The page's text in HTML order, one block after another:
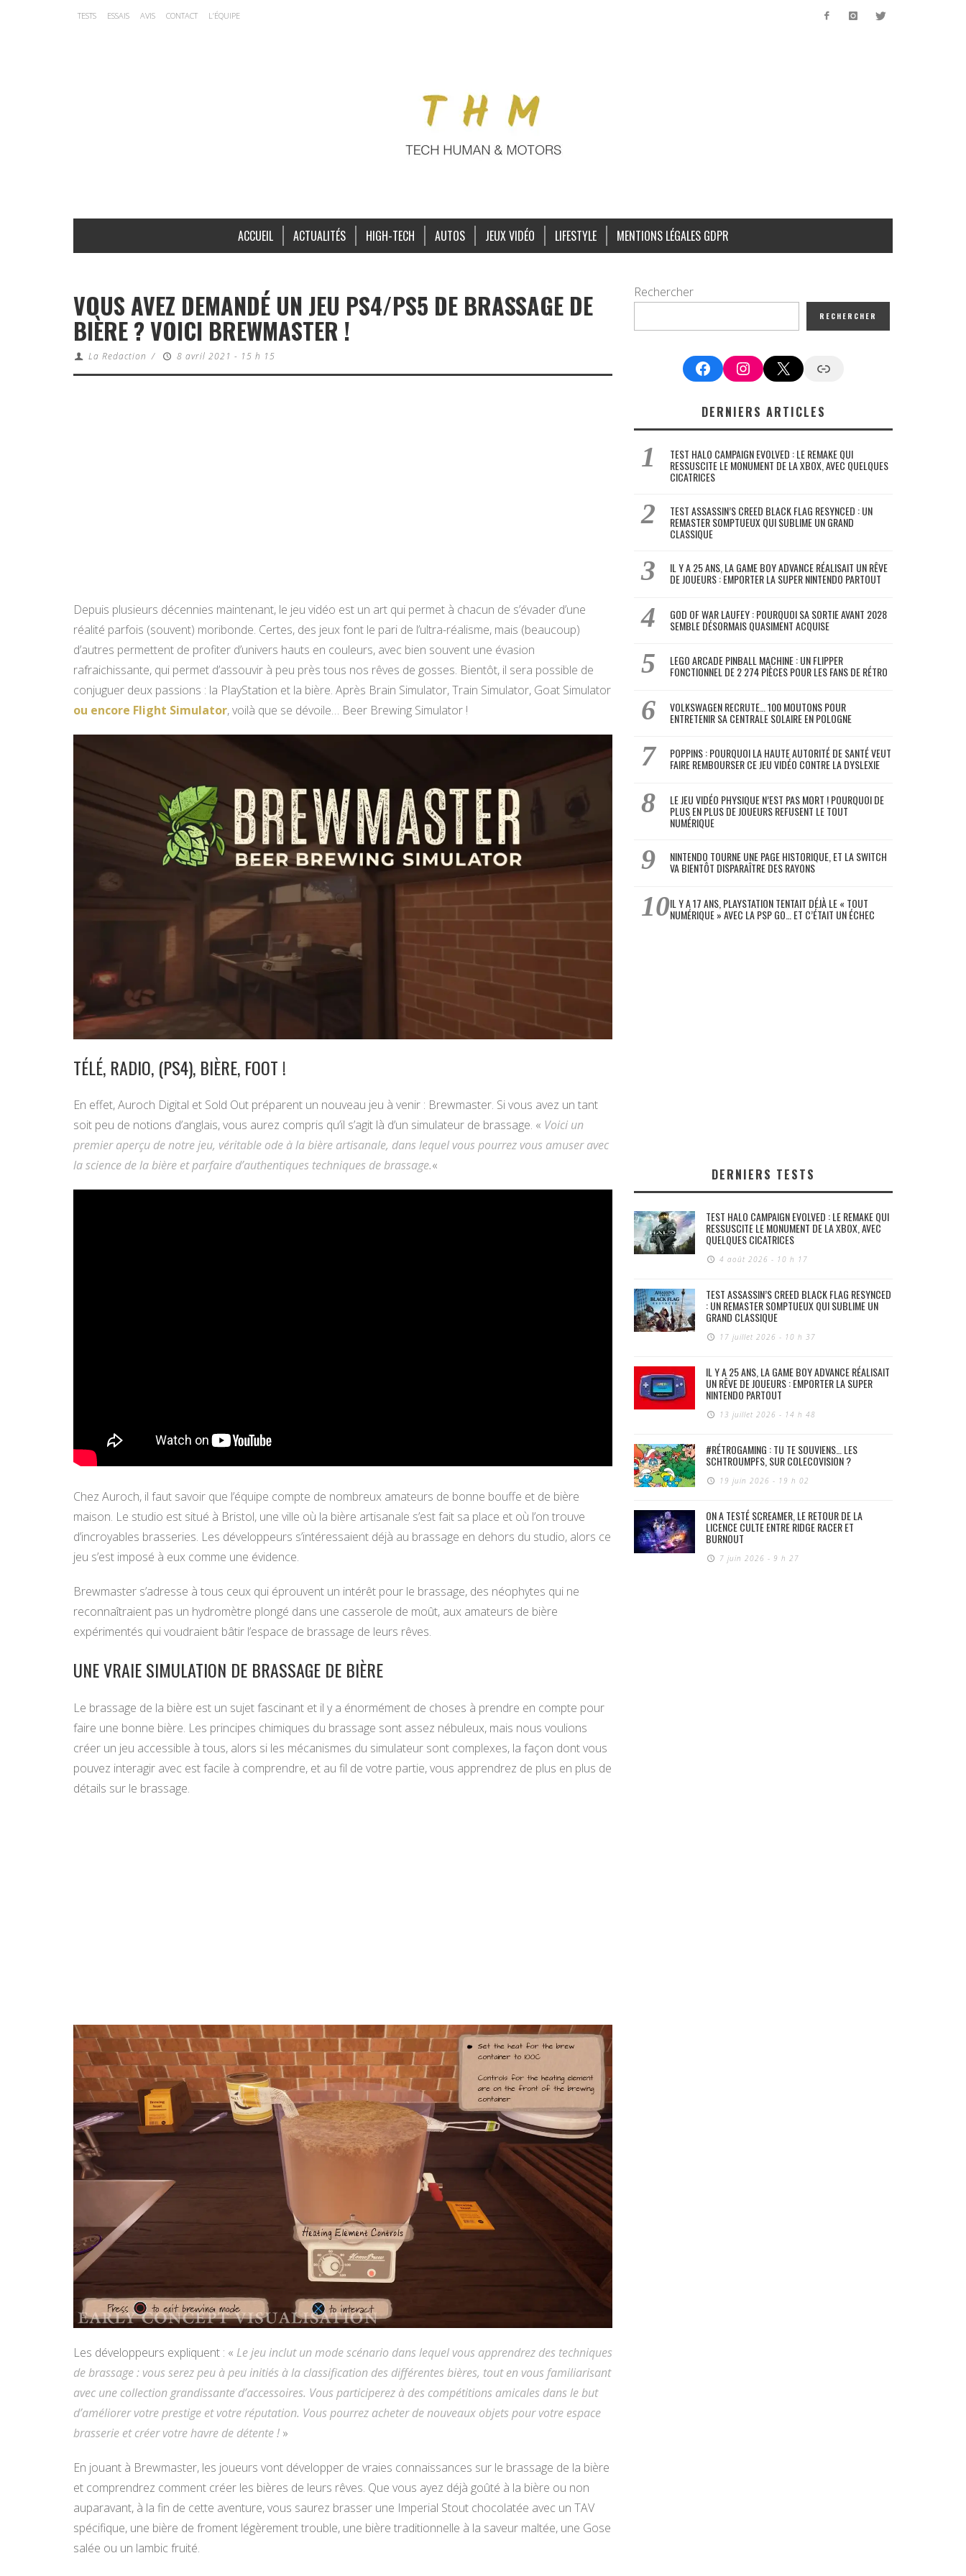
TESTS ESSAIS AVIS CONTACT L’ÉQUIPE
ACCUEIL ACTUALITÉS HIGH-TECH AUTOS JEUX VIDÉO LIFESTYLE MENTIONS LÉGALES GDPR
VOUS AVEZ DEMANDÉ UN JEU PS4/PS5 DE BRASSAGE DE
BIÈRE ? VOICI BREWMASTER !
La Redaction / 8 avril 2021 - 15 h 15
Depuis plusieurs décennies maintenant, le jeu vidéo est un art qui permet à chacun de s’évader d’une
réalité parfois (souvent) moribonde. Certes, des jeux font le pari de l’ultra-réalisme, mais (beaucoup)
d’autres permettent de profiter d’univers hauts en couleurs, avec bien souvent une évasion
rafraichissante, qui permet d’assouvir à peu près tous nos rêves de gosses. Bientôt, il sera possible de
conjuguer deux passions : la PlayStation et la bière. Après Brain Simulator, Train Simulator, Goat Simulator
ou encore Flight Simulator, voilà que se dévoile… Beer Brewing Simulator !
TÉLÉ, RADIO, (PS4), BIÈRE, FOOT !
En effet, Auroch Digital et Sold Out préparent un nouveau jeu à venir : Brewmaster. Si vous avez un tant
soit peu de notions d’anglais, vous aurez compris qu’il s’agit là d’un simulateur de brassage. « Voici un
premier aperçu de notre jeu, véritable ode à la bière artisanale, dans lequel vous pourrez vous amuser avec
la science de la bière et parfaire d’authentiques techniques de brassage.«
Chez Auroch, il faut savoir que l’équipe compte de nombreux amateurs de bonne bouffe et de bière
maison. Le studio est situé à Bristol, une ville où la bière artisanale s’est fait sa place et où l’on trouve
d’incroyables brasseries. Les développeurs s’intéressaient déjà au brassage en dehors du studio, alors ce
jeu s’est imposé à eux comme une évidence.
Brewmaster s’adresse à tous ceux qui éprouvent un intérêt pour le brassage, des néophytes qui ne
reconnaîtraient pas un hydromètre plongé dans une casserole de moût, aux amateurs de bière
expérimentés qui voudraient bâtir l’espace de brassage de leurs rêves.
UNE VRAIE SIMULATION DE BRASSAGE DE BIÈRE
Le brassage de la bière est un sujet fascinant et il y a énormément de choses à prendre en compte pour
faire une bonne bière. Les principes chimiques du brassage sont assez nébuleux, mais nous voulions
créer un jeu accessible à tous, alors si les mécanismes du simulateur sont complexes, la façon dont vous
pouvez interagir avec est facile à comprendre, et au fil de votre partie, vous apprendrez de plus en plus de
détails sur le brassage.
Les développeurs expliquent : « Le jeu inclut un mode scénario dans lequel vous apprendrez des techniques
de brassage : vous serez peu à peu initiés à la classification des différentes bières, tout en vous familiarisant
avec une collection grandissante d’accessoires. Vous participerez à des compétitions amicales dans le but
d’améliorer votre prestige et votre réputation. Vous pourrez acheter de nouveaux objets pour votre espace
brasserie et créer votre havre de détente ! »
En jouant à Brewmaster, les joueurs vont développer de vraies connaissances sur le brassage de la bière
et comprendrez comment créer les bières de leurs rêves. Que vous ayez déjà goûté à la bière ou non
auparavant, à la fin de cette aventure, vous saurez brasser une Imperial Stout chocolatée avec un TAV
spécifique, une bière de froment légèrement trouble, une bière traditionnelle à la saveur maltée, une Gose
salée ou un lambic fruité.
Rechercher
RECHERCHER
FacebookInstagram
X Google News
DERNIERS ARTICLES
TEST HALO CAMPAIGN EVOLVED : LE REMAKE QUI
RESSUSCITE LE MONUMENT DE LA XBOX, AVEC QUELQUES
CICATRICES
TEST ASSASSIN’S CREED BLACK FLAG RESYNCED : UN
REMASTER SOMPTUEUX QUI SUBLIME UN GRAND
CLASSIQUE
IL Y A 25 ANS, LA GAME BOY ADVANCE RÉALISAIT UN RÊVE
DE JOUEURS : EMPORTER LA SUPER NINTENDO PARTOUT
GOD OF WAR LAUFEY : POURQUOI SA SORTIE AVANT 2028
SEMBLE DÉSORMAIS QUASIMENT ACQUISE
LEGO ARCADE PINBALL MACHINE : UN FLIPPER
FONCTIONNEL DE 2 274 PIÈCES POUR LES FANS DE RÉTRO
VOLKSWAGEN RECRUTE… 100 MOUTONS POUR
ENTRETENIR SA CENTRALE SOLAIRE EN POLOGNE
POPPINS : POURQUOI LA HAUTE AUTORITÉ DE SANTÉ VEUT
FAIRE REMBOURSER CE JEU VIDÉO CONTRE LA DYSLEXIE
LE JEU VIDÉO PHYSIQUE N’EST PAS MORT ! POURQUOI DE
PLUS EN PLUS DE JOUEURS REFUSENT LE TOUT
NUMÉRIQUE
NINTENDO TOURNE UNE PAGE HISTORIQUE, ET LA SWITCH
VA BIENTÔT DISPARAÎTRE DES RAYONS
IL Y A 17 ANS, PLAYSTATION TENTAIT DÉJÀ LE « TOUT
NUMÉRIQUE » AVEC LA PSP GO… ET C’ÉTAIT UN ÉCHEC
DERNIERS TESTS
TEST HALO CAMPAIGN EVOLVED : LE REMAKE QUI
RESSUSCITE LE MONUMENT DE LA XBOX, AVEC
QUELQUES CICATRICES
4 août 2026 - 10 h 17
TEST ASSASSIN’S CREED BLACK FLAG RESYNCED
: UN REMASTER SOMPTUEUX QUI SUBLIME UN
GRAND CLASSIQUE
17 juillet 2026 - 10 h 37
IL Y A 25 ANS, LA GAME BOY ADVANCE RÉALISAIT
UN RÊVE DE JOUEURS : EMPORTER LA SUPER
NINTENDO PARTOUT
13 juillet 2026 - 14 h 48
#RÉTROGAMING : TU TE SOUVIENS… LES
SCHTROUMPFS, SUR COLECOVISION ?
19 juin 2026 - 19 h 02
ON A TESTÉ SCREAMER, LE RETOUR DE LA
LICENCE CULTE ENTRE RIDGE RACER ET
BURNOUT
7 juin 2026 - 9 h 27